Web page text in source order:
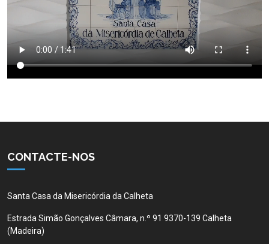
CONTACTE-NOS
Santa Casa da Misericórdia da Calheta
Estrada Simão Gonçalves Câmara, n.º 91 9370-139 Calheta
(Madeira)